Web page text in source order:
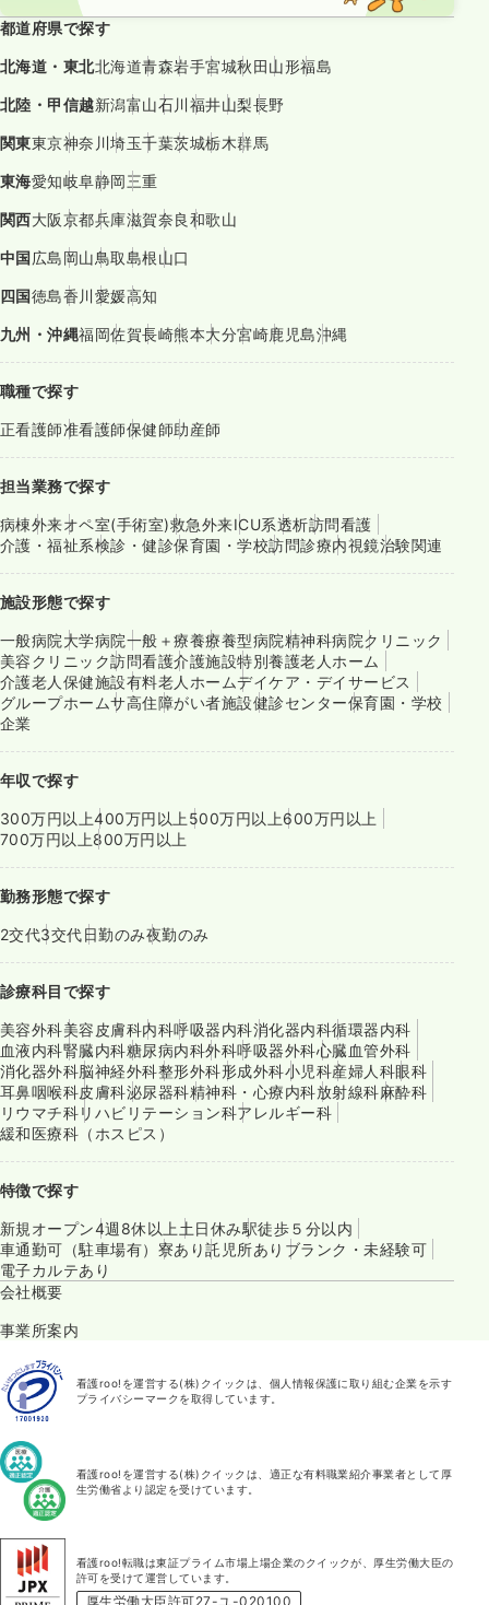
都道府県で探す
北海道・東北北海道青森岩手宮城秋田山形福島
北陸・甲信越新潟富山石川福井山梨長野
関東東京神奈川埼玉千葉茨城栃木群馬
東海愛知岐阜静岡三重
関西大阪京都兵庫滋賀奈良和歌山
中国広島岡山鳥取島根山口
四国徳島香川愛媛高知
九州・沖縄福岡佐賀長崎熊本大分宮崎鹿児島沖縄
職種で探す
正看護師准看護師保健師助産師
担当業務で探す
病棟外来オペ室(手術室)救急外来ICU系透析訪問看護
介護・福祉系検診・健診保育園・学校訪問診療内視鏡治験関連
施設形態で探す
一般病院大学病院一般＋療養療養型病院精神科病院クリニック
美容クリニック訪問看護介護施設特別養護老人ホーム
介護老人保健施設有料老人ホームデイケア・デイサービス
グループホームサ高住障がい者施設健診センター保育園・学校
企業
年収で探す
300万円以上400万円以上 500万円以上600万円以上
700万円以上800万円以上
勤務形態で探す
2交代3交代日勤のみ夜勤のみ
診療科目で探す
美容外科美容皮膚科内科呼吸器内科消化器内科循環器内科
血液内科腎臓内科糖尿病内科外科呼吸器外科心臓血管外科
消化器外科脳神経外科整形外科形成外科小児科産婦人科眼科
耳鼻咽喉科皮膚科泌尿器科精神科・心療内科放射線科麻酔科
リウマチ科リハビリテーション科アレルギー科
緩和医療科（ホスピス）
特徴で探す
新規オープン4週8休以上 土日休み駅徒歩５分以内
車通勤可（駐車場有） 寮あり託児所あり ブランク・未経験可
電子カルテあり
会社概要
事業所案内
看護roo!を運営する(株)クイックは、個人情報保護に取り組む企業を示す
プライバシーマークを取得しています。
看護roo!を運営する(株)クイックは、適正な有料職業紹介事業者として厚
生労働省より認定を受けています。
看護roo!転職は東証プライム市場上場企業のクイックが、厚生労働大臣の
許可を受けて運営しています。
厚生労働大臣許可27-ユ-020100